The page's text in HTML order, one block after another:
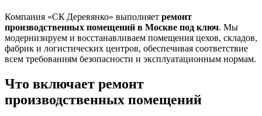
Компания «СК Деревянко» выполняет ремонт
производственных помещений в Москве под ключ. Мы
модернизируем и восстанавливаем помещения цехов, складов,
фабрик и логистических центров, обеспечивая соответствие
всем требованиям безопасности и эксплуатационным нормам.
Что включает ремонт
производственных помещений